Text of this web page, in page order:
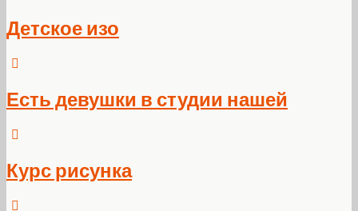
Детское изо
Есть девушки в студии нашей
Курс рисунка